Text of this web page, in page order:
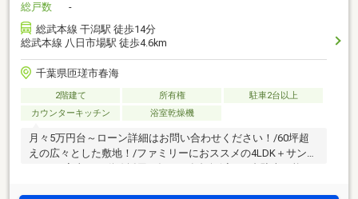
総戸数
-
総武本線 干潟駅 徒歩14分
総武本線 八日市場駅 徒歩4.6km
千葉県匝瑳市春海
2階建て 所有権
駐車2台以上
カウンターキッチン
浴室乾燥機
月々5万円台～ローン詳細はお問い合わせください！/60坪超
えの広々とした敷地！/ファミリーにおススメの4LDK＋サンル